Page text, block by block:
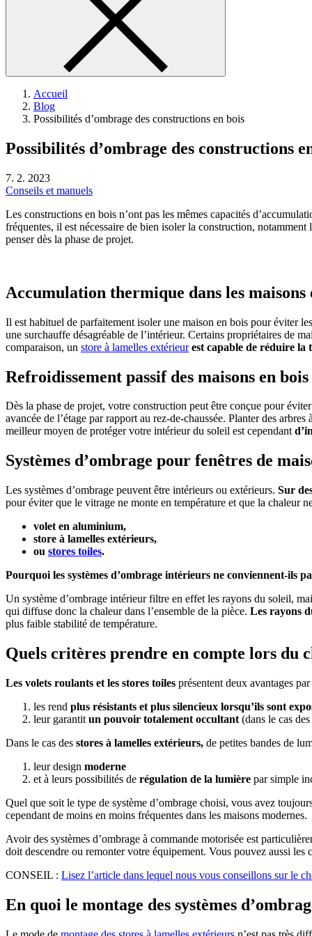
Accueil
Blog
Possibilités d’ombrage des constructions en bois
Possibilités d’ombrage des constructions
7. 2. 2023
Conseils et manuels
Les constructions en bois n’ont pas les mêmes capacités
fréquentes, il est nécessaire de bien isoler la construction,
penser dès la phase de projet.
Accumulation thermique dans les maisons
Il est habituel de parfaitement isoler une maison en bois pour éviter
une surchauffe désagréable de l’intérieur. Certains propriétaires de
comparaison, un store à lamelles extérieur est capable de réduire la
Refroidissement passif des maisons en bois
Dès la phase de projet, votre construction peut être conçue pour
avancée de l’étage par rapport au rez-de-chaussée. Planter des
meilleur moyen de protéger votre intérieur du soleil est cependant
Systèmes d’ombrage pour fenêtres de
Les systèmes d’ombrage peuvent être intérieurs ou extérieurs. Sur
pour éviter que le vitrage ne monte en température et que la chaleur
volet en aluminium,
store à lamelles extérieurs,
ou stores toiles.
Pourquoi les systèmes d’ombrage intérieurs ne conviennent-ils
Un système d’ombrage intérieur filtre en effet les rayons du soleil,
qui diffuse donc la chaleur dans l’ensemble de la pièce. Les rayons
plus faible stabilité de température.
Quels critères prendre en compte lors du
Les volets roulants et les stores toiles présentent deux avantages
les rend plus résistants et plus silencieux lorsqu’ils sont
leur garantit un pouvoir totalement occultant (dans le cas
Dans le cas des stores à lamelles extérieurs, de petites bandes de
leur design moderne
et à leurs possibilités de régulation de la lumière par simple
Quel que soit le type de système d’ombrage choisi, vous avez
cependant de moins en moins fréquentes dans les maisons modernes.
Avoir des systèmes d’ombrage à commande motorisée est
doit descendre ou remonter votre équipement. Vous pouvez aussi les
CONSEIL : Lisez l’article dans lequel nous vous conseillons sur le
En quoi le montage des systèmes